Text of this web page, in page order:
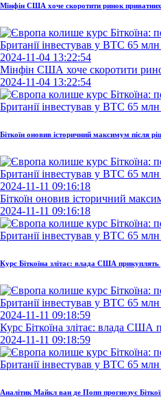
Мінфін США хоче скоротити ринок
2024-11-04 13:22:54
Мінфін США хоче скоротити
2024-11-04 13:22:54
Біткоїн оновив історичний максимум після
2024-11-11 09:16:18
Біткоїн оновив історичний
2024-11-11 09:16:18
Курс Біткоїна злітає: влада США
2024-11-11 09:18:59
Курс Біткоїна злітає: влада США
2024-11-11 09:18:59
Аналітик Майкл ван де Попп прогнозує